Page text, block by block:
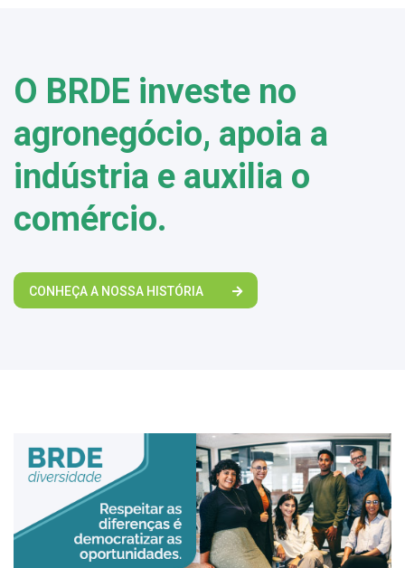
O BRDE investe no
agronegócio, apoia a
indústria e auxilia o
comércio.
CONHEÇA A NOSSA HISTÓRIA